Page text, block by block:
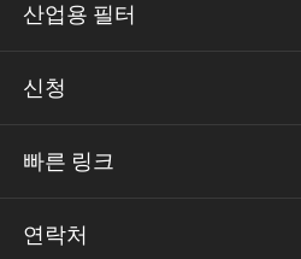
산업용 필터
신청
빠른 링크
연락처